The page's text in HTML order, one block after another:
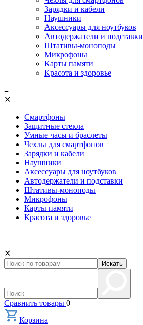
Зарядки и кабели
Наушники
Аксессуары для ноутбуков
Автодержатели и подставки
Штативы-моноподы
Микрофоны
Карты памяти
Красота и здоровье
≡
✕
Смартфоны
Защитные стекла
Умные часы и браслеты
Чехлы для смартфонов
Зарядки и кабели
Наушники
Аксессуары для ноутбуков
Автодержатели и подставки
Штативы-моноподы
Микрофоны
Карты памяти
Красота и здоровье
✕
Искать
Сравнить товары 0
Корзина